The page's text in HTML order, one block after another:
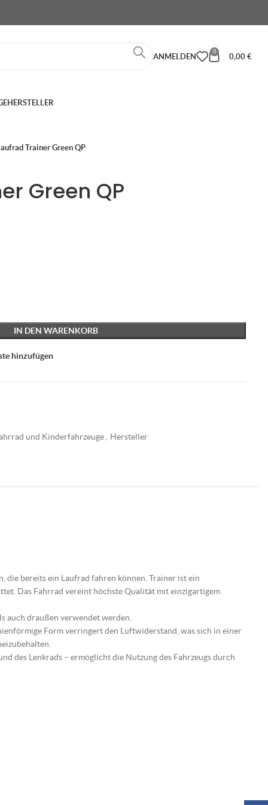
ANMELDEN
0
0,00 €
HERSTELLER
Trainer Green QP
Green QP
IN DEN WARENKORB
hinzufügen
und Kinderfahrzeuge
Hersteller
die bereits ein Laufrad fahren können. Trainer ist ein
Das Fahrrad vereint höchste Qualität mit einzigartigem
auch draußen verwendet werden.
Form verringert den Luftwiderstand, was sich in einer
des Lenkrads – ermöglicht die Nutzung des Fahrzeugs durch